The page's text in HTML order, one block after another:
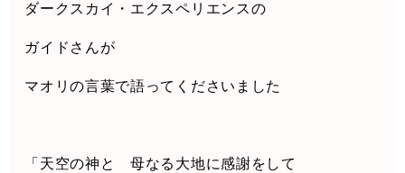
ダークスカイ・エクスペリエンスの
ガイドさんが
マオリの言葉で語ってくださいました
「天空の神と母なる大地に感謝をして